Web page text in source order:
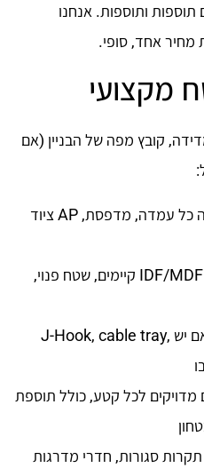
ותוספות. אנחנו
מחיר אחד, סופי.
קובץ מפה של הבניין (אם
— איפה כל עמדה, מדפסת, AP ציוד
— IDF/MDF קיימים, שטח פנוי,
— האם יש J-Hook, cable tray,
לכל קטע, כולל תוספת
סגורות, חדרי מדרגות